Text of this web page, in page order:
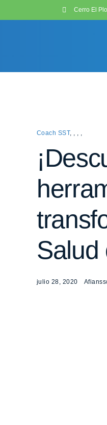
Cerro El
Coach SST,
Salud
julio 28, 2020